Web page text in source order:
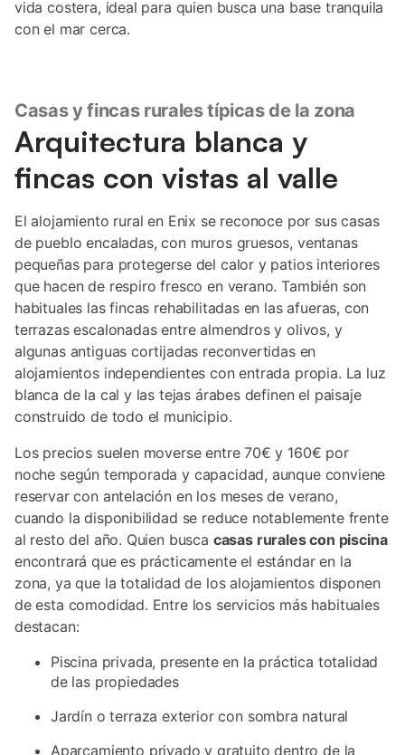
vida costera, ideal para quien busca una base tranquila
con el mar cerca.
Casas y fincas rurales típicas de la zona
Arquitectura blanca y
fincas con vistas al valle
El alojamiento rural en Enix se reconoce por sus casas
de pueblo encaladas, con muros gruesos, ventanas
pequeñas para protegerse del calor y patios interiores
que hacen de respiro fresco en verano. También son
habituales las fincas rehabilitadas en las afueras, con
terrazas escalonadas entre almendros y olivos, y
algunas antiguas cortijadas reconvertidas en
alojamientos independientes con entrada propia. La luz
blanca de la cal y las tejas árabes definen el paisaje
construido de todo el municipio.
Los precios suelen moverse entre 70€ y 160€ por
noche según temporada y capacidad, aunque conviene
reservar con antelación en los meses de verano,
cuando la disponibilidad se reduce notablemente frente
al resto del año. Quien busca casas rurales con piscina
encontrará que es prácticamente el estándar en la
zona, ya que la totalidad de los alojamientos disponen
de esta comodidad. Entre los servicios más habituales
destacan:
Piscina privada, presente en la práctica totalidad
de las propiedades
Jardín o terraza exterior con sombra natural
Aparcamiento privado y gratuito dentro de la